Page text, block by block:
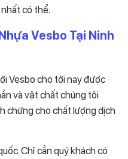
có thể.
Vesbo Tại Ninh
Vesbo cho tới nay được
và vật chất chúng tôi
chứng cho chất lượng dịch
Chỉ cần quý khách có